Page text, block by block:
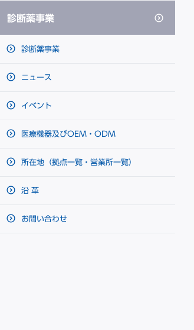
診断薬事業
診断薬事業
ニュース
イベント
医療機器及びOEM・ODM
所在地（拠点一覧・営業所一覧）
沿 革
お問い合わせ